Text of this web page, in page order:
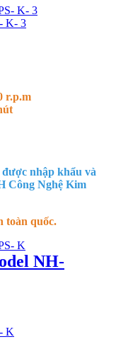
K- 3
r.p.m
nhập khẩu và
Công Nghệ Kim
toàn quốc.
NH-
K